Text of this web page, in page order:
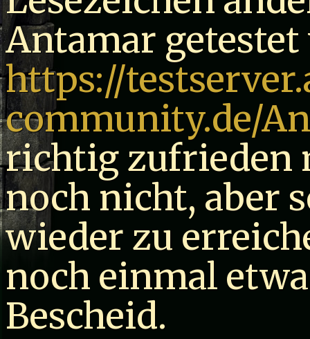
Antamar
https://
community.de/
richtig zufrieden
noch nicht, aber
wieder zu
noch einmal
Bescheid.